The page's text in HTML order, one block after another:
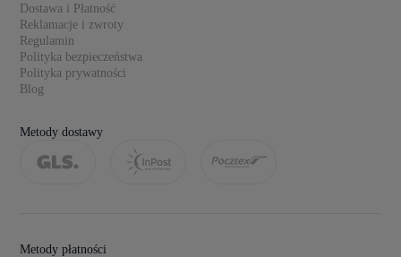
Dostawa i Płatność
Reklamacje i zwroty
Regulamin
Polityka bezpieczeństwa
Polityka prywatności
Blog
Metody dostawy
Metody płatności